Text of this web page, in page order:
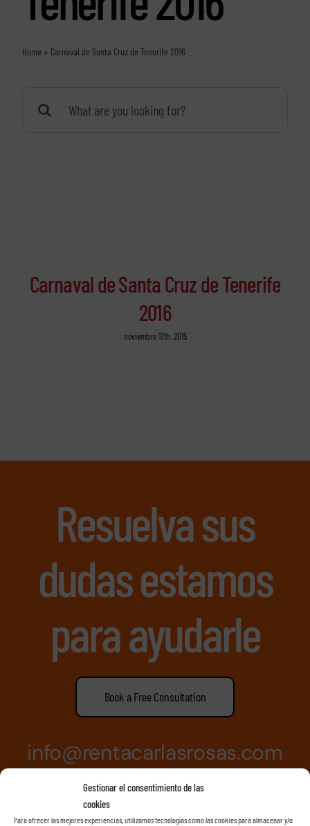
Gestionar el consentimiento de las
cookies
Para ofrecer las mejores experiencias, utilizamos tecnologías como las cookies para almacenar y/o
Home » Carnaval de Santa Cruz de Tenerife 2016
Carnaval de Santa Cruz de Tenerife
2016
noviembre 17th, 2015
Resuelva sus
dudas estamos
para ayudarle
Book a Free Consultation
info@rentacarlasrosas.com
Llamenos +34638074231